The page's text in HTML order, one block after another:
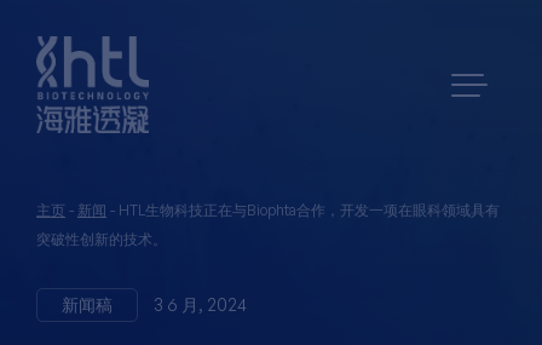
主页 - 新闻 - HTL生物科技正在与Biophta合作，开发一项在眼科领域具有
突破性创新的技术。
新闻稿 3 6 月, 2024